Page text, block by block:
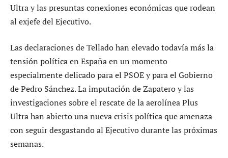
Ultra y las presuntas conexiones económicas que rodean
al exjefe del Ejecutivo.
Las declaraciones de Tellado han elevado todavía más la
tensión política en España en un momento
especialmente delicado para el PSOE y para el Gobierno
de Pedro Sánchez. La imputación de Zapatero y las
investigaciones sobre el rescate de la aerolínea Plus
Ultra han abierto una nueva crisis política que amenaza
con seguir desgastando al Ejecutivo durante las próximas
semanas.